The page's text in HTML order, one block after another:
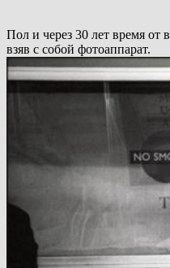
Пол и через 30 лет время от
взяв с собой фотоаппарат.